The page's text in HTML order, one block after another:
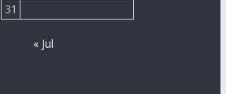
31
« Jul